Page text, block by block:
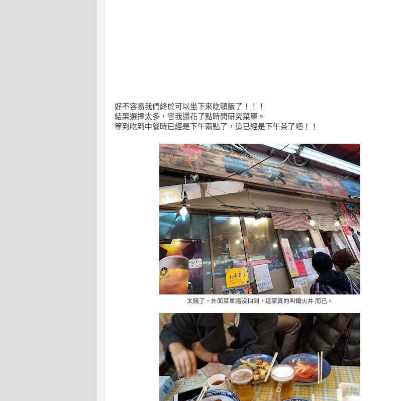
好不容易我們終於可以坐下來吃頓飯了！！！
結果選擇太多，害我還花了點時間研究菜單。
等到吃到中餐時已經是下午兩點了，這已經是下午茶了吧！！
太餓了，外面菜單牆沒拍到，這家真的叫鐵火丼 而已。